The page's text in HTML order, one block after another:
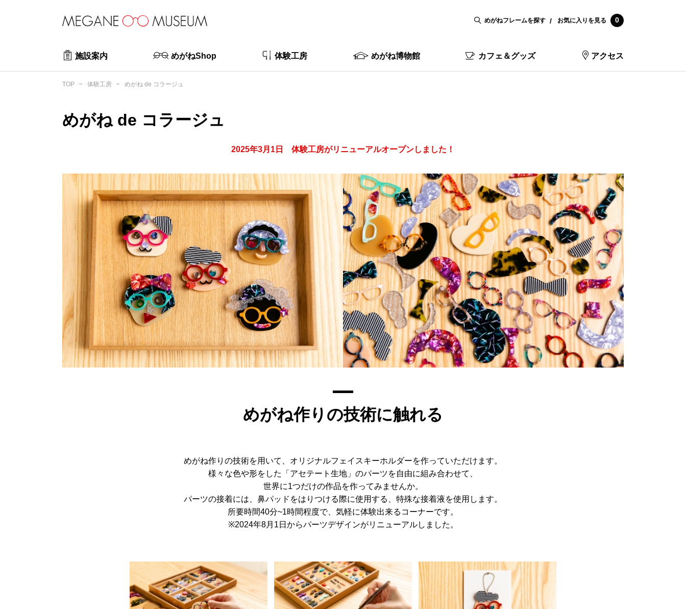
めがねフレームを探す お気に入りを見る 0
施設案内 めがねShop 体験工房 めがね博物館 カフェ＆グッズ アクセス
TOP 体験工房 めがね de コラージュ
めがね de コラージュ
2025年3月1日 体験工房がリニューアルオープンしました！
めがね作りの技術に触れる
めがね作りの技術を用いて、オリジナルフェイスキーホルダーを作っていただけます。
様々な色や形をした「アセテート生地」のパーツを自由に組み合わせて、
世界に1つだけの作品を作ってみませんか。
パーツの接着には、鼻パッドをはりつける際に使用する、特殊な接着液を使用します。
所要時間40分~1時間程度で、気軽に体験出来るコーナーです。
※2024年8月1日からパーツデザインがリニューアルしました。